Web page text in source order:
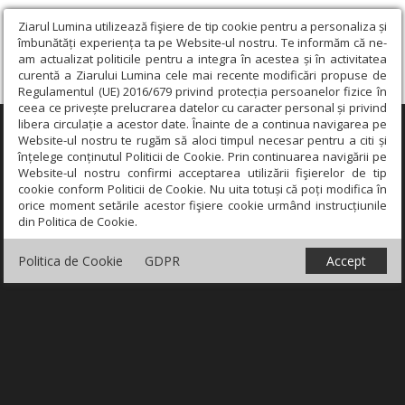
Ziarul Lumina utilizează fişiere de tip cookie pentru a personaliza și
îmbunătăți experiența ta pe Website-ul nostru. Te informăm că ne-
am actualizat politicile pentru a integra în acestea și în activitatea
curentă a Ziarului Lumina cele mai recente modificări propuse de
Regulamentul (UE) 2016/679 privind protecția persoanelor fizice în
ceea ce privește prelucrarea datelor cu caracter personal și privind
libera circulație a acestor date. Înainte de a continua navigarea pe
Website-ul nostru te rugăm să aloci timpul necesar pentru a citi și
înțelege conținutul Politicii de Cookie. Prin continuarea navigării pe
Website-ul nostru confirmi acceptarea utilizării fişierelor de tip
cookie conform Politicii de Cookie. Nu uita totuși că poți modifica în
orice moment setările acestor fişiere cookie urmând instrucțiunile
din Politica de Cookie.
Politica de Cookie GDPR Accept
×